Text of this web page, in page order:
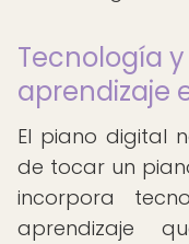
Tecnología
aprendizaje
El piano digital
de tocar un
incorpora
aprendizaje